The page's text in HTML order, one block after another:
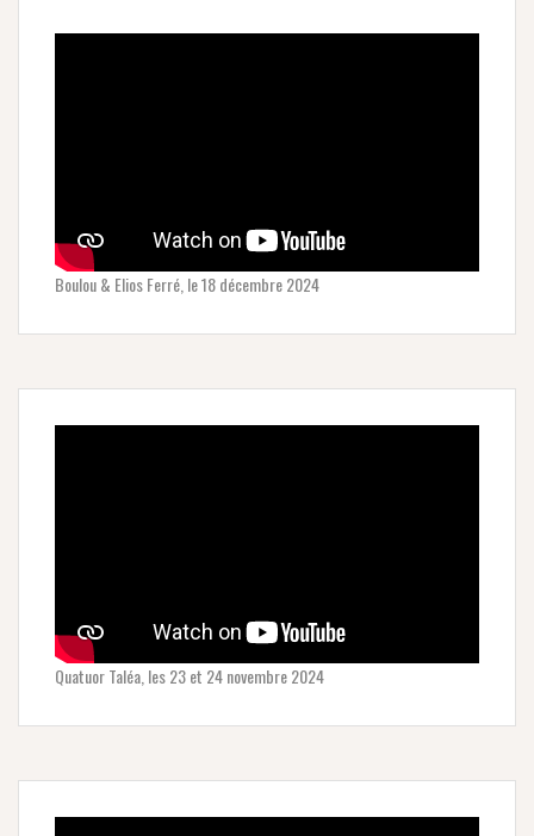
Boulou & Elios Ferré, le 18 décembre 2024
Quatuor Taléa, les 23 et 24 novembre 2024